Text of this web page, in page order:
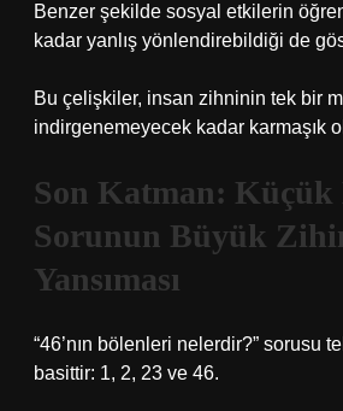
Benzer şekilde sosyal etkilerin
kadar yanlış yönlendirebildiği de
Bu çelişkiler, insan zihninin tek bir
indirgenemeyecek kadar karmaşık
Son Katman:
Sorunun Büyük
Yansıması
“46’nın bölenleri nelerdir?” sorusu
basittir: 1, 2, 23 ve 46.